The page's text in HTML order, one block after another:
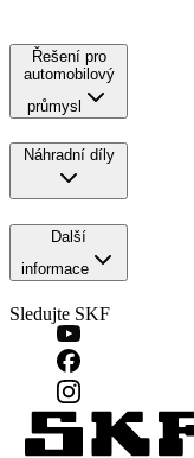
Řešení pro
automobilový
průmysl
Náhradní díly
Další
informace
Sledujte SKF